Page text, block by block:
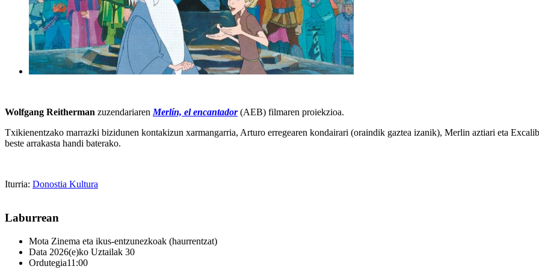
Wolfgang Reitherman zuzendariaren Merlín, el encantador (AEB) filmaren proiekzioa.
Txikienentzako marrazki bizidunen kontakizun xarmangarria, Arturo erregearen kondairari (oraindik gaztea izanik), Merlin aztiari eta
beste arrakasta handi baterako.
Iturria: Donostia Kultura
Laburrean
Mota Zinema eta ikus-entzunezkoak (haurrentzat)
Data 2026(e)ko Uztailak 30
Ordutegia11:00